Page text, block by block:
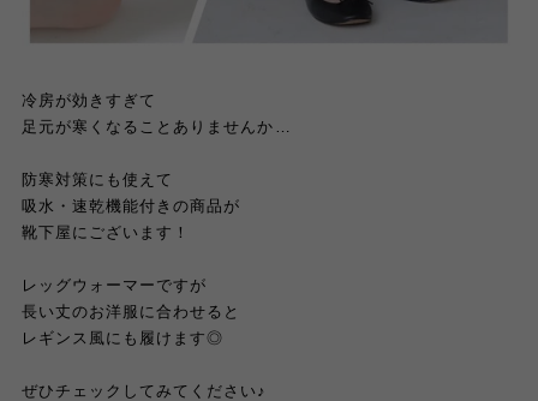
冷房が効きすぎて
足元が寒くなることありませんか
防寒対策にも使えて
吸水・速乾機能付きの商品が
靴下屋にございます！
レッグウォーマーですが
長い丈のお洋服に合わせると
レギンス風にも履けます◎
ぜひチェックしてみてください ♪